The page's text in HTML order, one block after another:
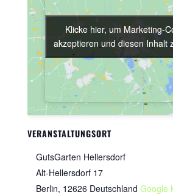
VERANSTALTUNGSORT
GutsGarten Hellersdorf
Alt-Hellersdorf 17
Berlin, 12626 Deutschland Google
Klicke hier, um Marketing-
akzeptieren und diesen Inhalt
Klicke hier, um Marketing-
akzeptieren und diesen Inhalt